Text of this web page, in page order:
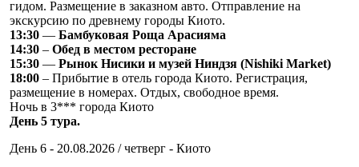
гидом. Размещение в заказном авто. Отправление на
экскурсию по древнему городы Киото.
13:30 — Бамбуковая Роща Арасияма
14:30 – Обед в местом ресторане
15:30 — Рынок Нисики и музей Ниндзя (Nishiki Market)
18:00 – Прибытие в отель города Киото. Регистрация,
размещение в номерах. Отдых, свободное время.
Ночь в 3*** города Киото
День 5 тура.
День 6 - 20.08.2026 / четверг - Киото